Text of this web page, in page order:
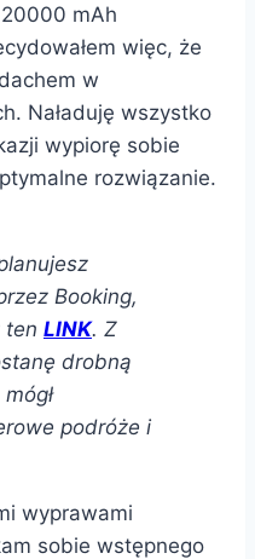
mAh
więc, że
w
Naładuję wszystko
wypiorę sobie
rozwiązanie.
Booking,
ten LINK. Z
drobną
podróże i
wyprawami
sobie wstępnego